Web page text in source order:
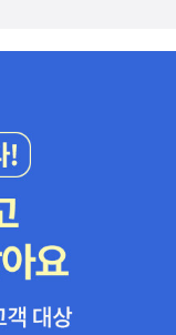
되어 한 채의 가옥을
해 외부에서 들여다볼
앞쪽에 배치되어 있
바라볼 수는 있으나
렇게 해서 주요 건물
의 감정을 증대하고
건설된 도시”가 발달